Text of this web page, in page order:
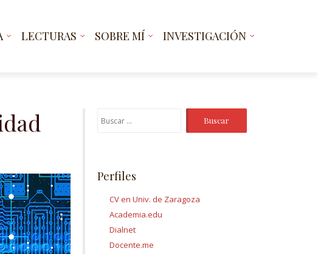
LECTURAS SOBRE MÍ INVESTIGACIÓN
Perfiles
CV en Univ. de Zaragoza
Academia.edu
Dialnet
Docente.me